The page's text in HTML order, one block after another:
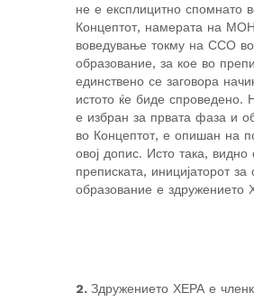
не е експлицитно спомнато
Концептот, намерата на
воведување токму на ССО
образование, за кое во
единствено се заговора
истото ќе биде спроведено.
е избран за првата фаза и
во Концептот, е опишан на
овој допис. Исто така, видно
преписката, иницијаторот за
образование е здружението
2. Здружението ХЕРА е